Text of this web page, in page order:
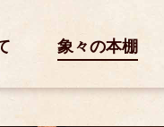
象々の本棚